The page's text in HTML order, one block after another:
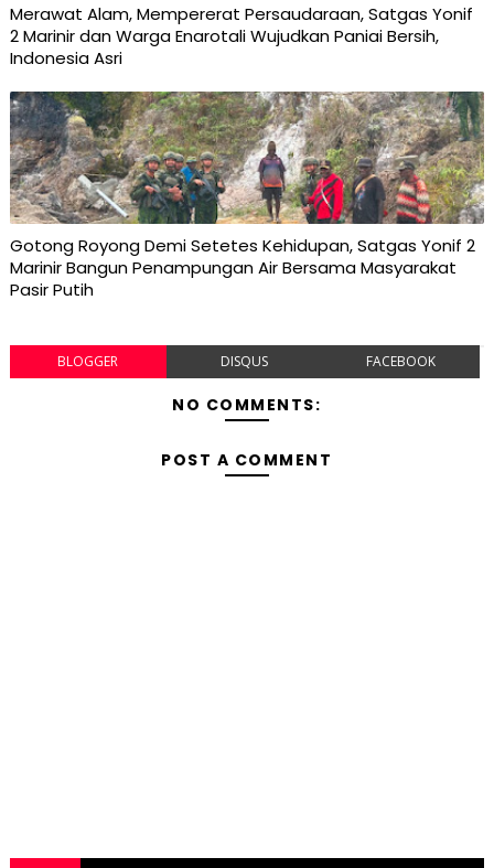
Merawat Alam, Mempererat Persaudaraan, Satgas Yonif
2 Marinir dan Warga Enarotali Wujudkan Paniai Bersih,
Indonesia Asri
Gotong Royong Demi Setetes Kehidupan, Satgas Yonif 2
Marinir Bangun Penampungan Air Bersama Masyarakat
Pasir Putih
BLOGGER DISQUS FACEBOOK
NO COMMENTS:
POST A COMMENT